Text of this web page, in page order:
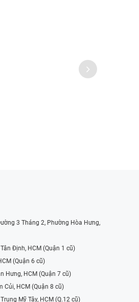
3 Tháng 2, Phường Hòa Hưng,
Định, HCM (Quận 1 cũ)
(Quận 6 cũ)
Hưng, HCM (Quận 7 cũ)
Củi, HCM (Quận 8 cũ)
Mỹ Tây, HCM (Q.12 cũ)